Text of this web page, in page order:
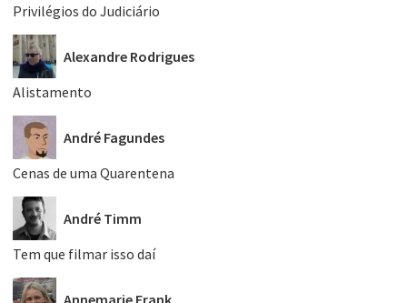
Privilégios do Judiciário
Alexandre Rodrigues
Alistamento
André Fagundes
Cenas de uma Quarentena
André Timm
Tem que filmar isso daí